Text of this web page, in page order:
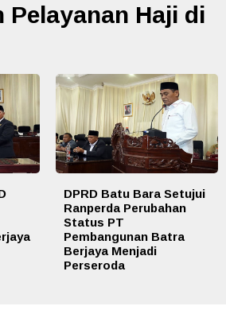
Pelayanan Haji di
DPRD Batu Bara Setujui
Ranperda Perubahan
Status PT
Pembangunan Batra
Berjaya Menjadi
Perseroda